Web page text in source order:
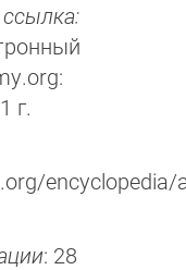
г.
encyclopedia/
: 28